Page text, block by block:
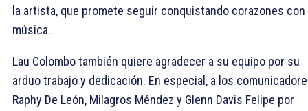
la artista, que promete seguir conquistando corazones con
música.
Lau Colombo también quiere agradecer a su equipo por su
arduo trabajo y dedicación. En especial, a los
Raphy De León, Milagros Méndez y Glenn Davis Felipe por